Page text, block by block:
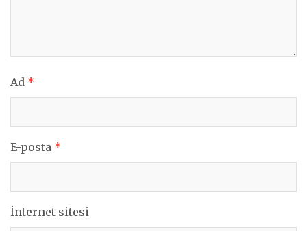
Ad *
E-posta *
İnternet sitesi